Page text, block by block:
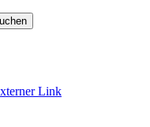
Link